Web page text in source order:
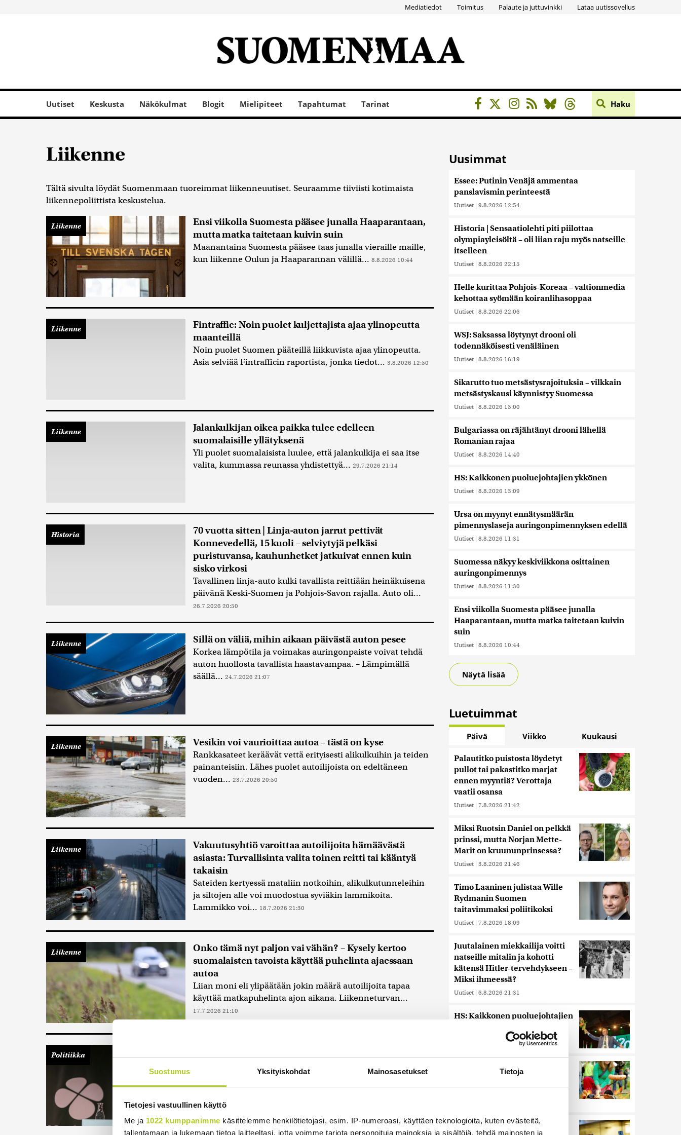
Suostumus Yksityiskohdat Mainosasetukset Tietoja
Tietojesi vastuullinen käyttö
Me ja 1022 kumppanimme käsittelemme henkilötietojasi, esim. IP-numeroasi, käyttäen teknologioita, kuten evästeitä,
tallentamaan ja lukemaan tietoa laitteeltasi, jotta voimme tarjota personoituja mainoksia ja sisältöjä, tehdä mainosten ja
Mediatiedot Toimitus Palaute ja juttuvinkki Lataa uutissovellus
Uutiset Keskusta Näkökulmat Blogit Mielipiteet Tapahtumat Tarinat Haku
Liikenne
Tältä sivulta löydät Suomenmaan tuoreimmat liikenneuutiset. Seuraamme tiiviisti kotimaista
liikennepoliittista keskustelua.
Liikenne
Ensi viikolla Suomesta pääsee junalla Haaparantaan,
mutta matka taitetaan kuivin suin
Maanantaina Suomesta pääsee taas junalla vieraille maille,
kun liikenne Oulun ja Haaparannan välillä... 8.8.2026 10:44
Liikenne
Fintraffic: Noin puolet kuljettajista ajaa ylinopeutta
maanteillä
Noin puolet Suomen pääteillä liikkuvista ajaa ylinopeutta.
Asia selviää Fintrafficin raportista, jonka tiedot... 3.8.2026 12:50
Liikenne
Jalankulkijan oikea paikka tulee edelleen
suomalaisille yllätyksenä
Yli puolet suomalaisista luulee, että jalankulkija ei saa itse
valita, kummassa reunassa yhdistettyä... 29.7.2026 21:14
Historia
70 vuotta sitten | Linja-auton jarrut pettivät
Konnevedellä, 15 kuoli – selviytyjä pelkäsi
puristuvansa, kauhunhetket jatkuivat ennen kuin
sisko virkosi
Tavallinen linja-auto kulki tavallista reittiään heinäkuisena
päivänä Keski-Suomen ja Pohjois-Savon rajalla. Auto oli...
26.7.2026 20:50
Liikenne Sillä on väliä, mihin aikaan päivästä auton pesee
Korkea lämpötila ja voimakas auringonpaiste voivat tehdä
auton huollosta tavallista haastavampaa. – Lämpimällä
säällä... 24.7.2026 21:07
Liikenne Vesikin voi vaurioittaa autoa – tästä on kyse
Rankkasateet keräävät vettä erityisesti alikulkuihin ja teiden
painanteisiin. Lähes puolet autoilijoista on edeltäneen
vuoden... 23.7.2026 20:50
Liikenne
Vakuutusyhtiö varoittaa autoilijoita hämäävästä
asiasta: Turvallisinta valita toinen reitti tai kääntyä
takaisin
Sateiden kertyessä mataliin notkoihin, alikulkutunneleihin
ja siltojen alle voi muodostua syviäkin lammikoita.
Lammikko voi... 18.7.2026 21:30
Liikenne
Onko tämä nyt paljon vai vähän? – Kysely kertoo
suomalaisten tavoista käyttää puhelinta ajaessaan
autoa
Liian moni eli ylipäätään jokin määrä autoilijoita tapaa
käyttää matkapuhelinta ajon aikana. Liikenneturvan...
17.7.2026 21:10
Politiikka
Euroopan parlamentin jäsen Katri Kulmuni (kesk./renew)
pitää komission esitystä päästökauppajärjestelmästä
tyydyttävänä, mutta toivoo...
Uusimmat
Essee: Putinin Venäjä ammentaa
panslavismin perinteestä
Uutiset | 9.8.2026 12:54
Historia | Sensaatiolehti piti piilottaa
olympiayleisöltä – oli liian raju myös natseille
itselleen
Uutiset | 8.8.2026 22:15
Helle kurittaa Pohjois-Koreaa – valtionmedia
kehottaa syömään koiranlihasoppaa
Uutiset | 8.8.2026 22:06
WSJ: Saksassa löytynyt drooni oli
todennäköisesti venäläinen
Uutiset | 8.8.2026 16:19
Sikarutto tuo metsästysrajoituksia – vilkkain
metsästyskausi käynnistyy Suomessa
Uutiset | 8.8.2026 15:00
Bulgariassa on räjähtänyt drooni lähellä
Romanian rajaa
Uutiset | 8.8.2026 14:40
HS: Kaikkonen puoluejohtajien ykkönen
Uutiset | 8.8.2026 13:09
Ursa on myynyt ennätysmäärän
pimennyslaseja auringonpimennyksen edellä
Uutiset | 8.8.2026 11:31
Suomessa näkyy keskiviikkona osittainen
auringonpimennys
Uutiset | 8.8.2026 11:30
Ensi viikolla Suomesta pääsee junalla
Haaparantaan, mutta matka taitetaan kuivin
suin
Uutiset | 8.8.2026 10:44
Näytä lisää
Luetuimmat
Päivä Viikko Kuukausi
Palautitko puistosta löydetyt
pullot tai pakastitko marjat
ennen myyntiä? Verottaja
vaatii osansa
Uutiset | 7.8.2026 21:42
Miksi Ruotsin Daniel on pelkkä
prinssi, mutta Norjan Mette-
Marit on kruununprinsessa?
Uutiset | 3.8.2026 21:46
Timo Laaninen julistaa Wille
Rydmanin Suomen
taitavimmaksi poliitikoksi
Uutiset | 7.8.2026 18:09
Juutalainen miekkailija voitti
natseille mitalin ja kohotti
kätensä Hitler-tervehdykseen –
Miksi ihmeessä?
Uutiset | 6.8.2026 21:31
HS: Kaikkonen puoluejohtajien
8.8.2026 13:09
Ihmiset kahmivat nyt näitä
tuotteita Lidleistä –
”Hittitrendi”
Nämä ihmiset sairastuvat